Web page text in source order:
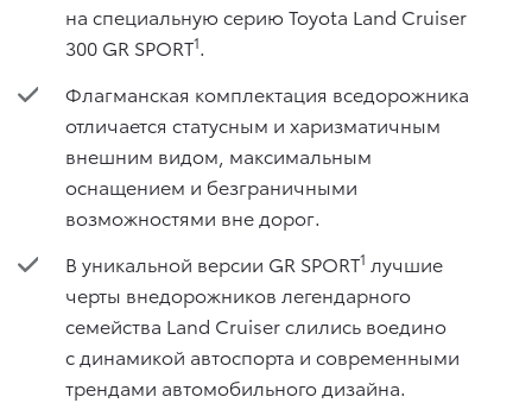
на специальную серию Toyota Land Cruiser
300 GR SPORT1.
Флагманская комплектация вседорожника
отличается статусным и харизматичным
внешним видом, максимальным
оснащением и безграничными
возможностями вне дорог.
В уникальной версии GR SPORT1 лучшие
черты внедорожников легендарного
семейства Land Cruiser слились воедино
с динамикой автоспорта и современными
трендами автомобильного дизайна.